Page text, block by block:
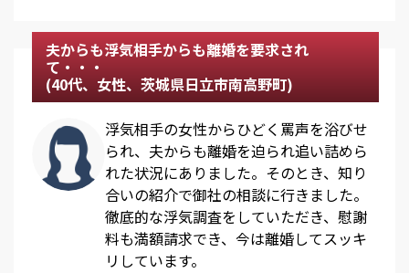
夫からも浮気相手からも離婚を要求され
て・・・
(40代、女性、茨城県日立市南高野町)
浮気相手の女性からひどく罵声を浴びせ
られ、夫からも離婚を迫られ追い詰めら
れた状況にありました。そのとき、知り
合いの紹介で御社の相談に行きました。
徹底的な浮気調査をしていただき、慰謝
料も満額請求でき、今は離婚してスッキ
リしています。